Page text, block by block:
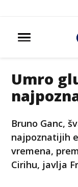
Umro
Bruno Ganc,
najpoznatijih
vremena,
Cirihu, javlja